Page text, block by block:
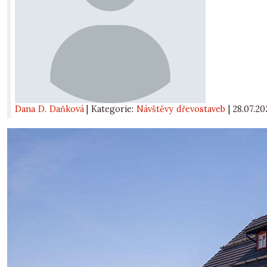
Dana D. Daňková | Kategorie:Návštěvy dřevostaveb